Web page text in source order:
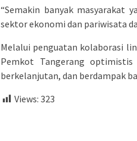
“Semakin banyak masyarakat
sektor ekonomi dan pariwisata
Melalui penguatan kolaborasi
Pemkot Tangerang
berkelanjutan, dan berdampak
Views: 323